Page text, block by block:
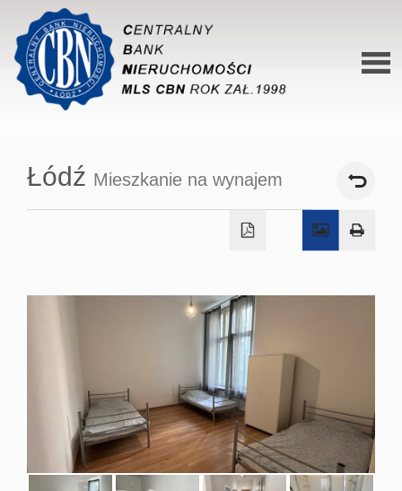
O
Domy
Łódź Mieszkanie na wynajem